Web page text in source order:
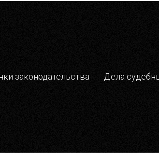
законодательства Дела